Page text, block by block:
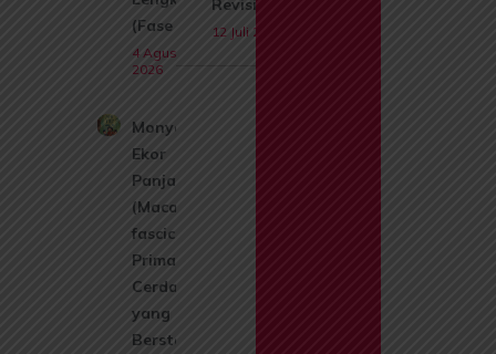
(Fase A)
4 Agustus
2026
Monyet
Ekor
Panjang
(Macaca
fascicularis):
Primata
Cerdas
yang Kini
Berstatus
12 Juli 2026